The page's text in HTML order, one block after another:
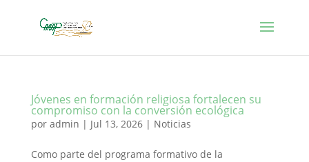
Jóvenes en formación religiosa fortalecen su
compromiso con la conversión ecológica
por admin | Jul 13, 2026| Noticias
Como parte del programa formativo de la